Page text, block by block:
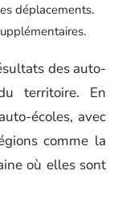
déplacements.
des auto-
territoire. En
écoles, avec
comme la
où elles sont